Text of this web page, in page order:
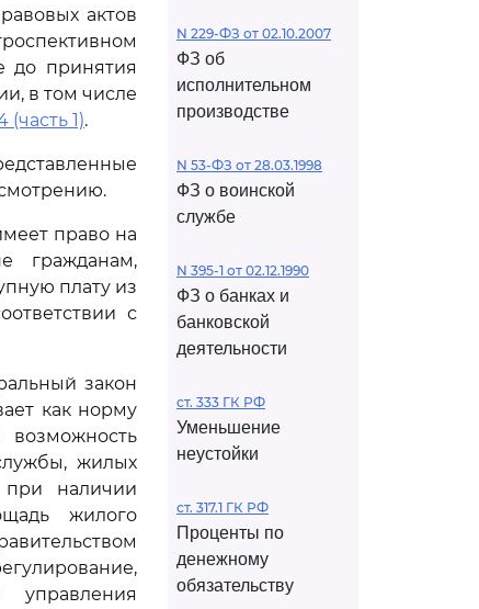
актов
до принятия
в том числе
(часть 1).
право на
гражданам,
плату из
с
закон
как норму
жилых
наличии
жилого
N 229-ФЗ от 02.10.2007
ФЗ об
исполнительном
производстве
N 53-ФЗ от 28.03.1998
ФЗ о воинской
службе
N 395-1 от 02.12.1990
ФЗ о банках и
банковской
деятельности
ст. 333 ГК РФ
Уменьшение
неустойки
ст. 317.1 ГК РФ
Проценты по
денежному
обязательству